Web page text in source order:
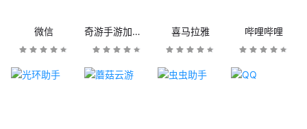
微信 奇游手游加速器 喜马拉雅 哔哩哔哩